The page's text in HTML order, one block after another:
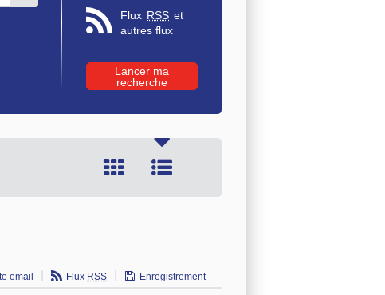
Flux RSS et
autres flux
email Flux RSS
Enregistrement